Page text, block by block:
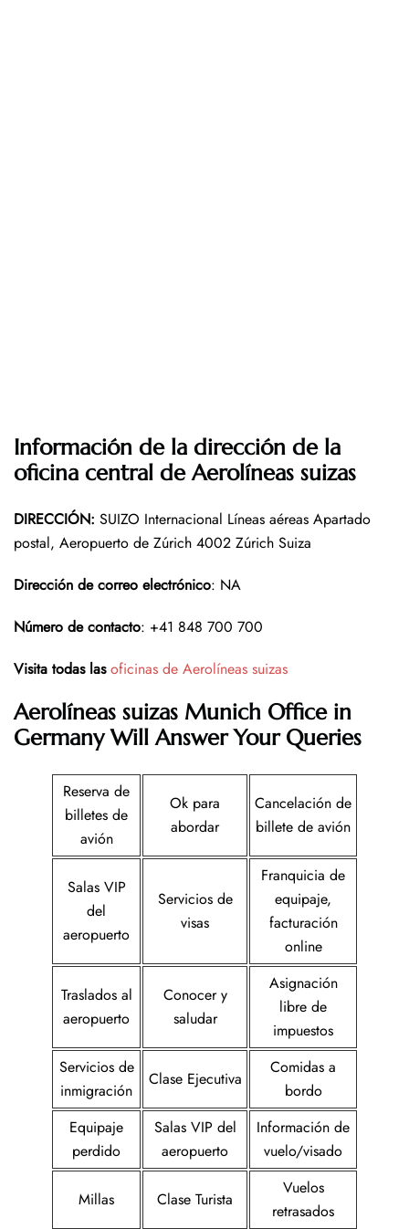
Información de la dirección de la
oficina central de Aerolíneas suizas
DIRECCIÓN: SUIZO Internacional Líneas aéreas Apartado
postal, Aeropuerto de Zúrich 4002 Zúrich Suiza
Dirección de correo electrónico: NA
Número de contacto: +41 848 700 700
Visita todas las oficinas de Aerolíneas suizas
Aerolíneas suizas Munich Office in
Germany Will Answer Your Queries
Reserva de
billetes de
avión
Ok para
abordar
Cancelación de
billete de avión
Salas VIP
del
aeropuerto
Servicios de
visas
Franquicia de
equipaje,
facturación
online
Traslados al
aeropuerto
Conocer y
saludar
Asignación
libre de
impuestos
Servicios de
inmigración
Clase Ejecutiva
Comidas a
bordo
Equipaje
perdido
Salas VIP del
aeropuerto
Información de
vuelo/visado
Millas Clase Turista
Vuelos
retrasados